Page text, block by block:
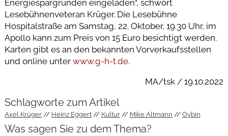
Energiespargründen eingeladen“, schwört
Lesebühnenveteran Krüger. Die Lesebühne
Hospitalstraße am Samstag, 22. Oktober, 19.30 Uhr, im
Apollo kann zum Preis von 15 Euro besichtigt werden.
Karten gibt es an den bekannten Vorverkaufsstellen
und online unter www.g-h-t.de.
MA/tsk / 19.10.2022
Schlagworte zum Artikel
Axel Krüger Heinz Eggert Kultur Mike Altmann Oybin
Was sagen Sie zu dem Thema?